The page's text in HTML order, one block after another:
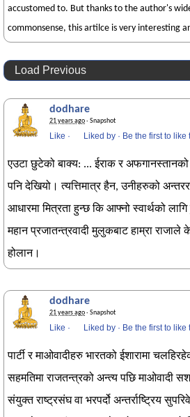
accustomed to. But thanks to the author's
commonsense, this artilce is very interesting
Load Previous
dodhare
21 years ago· Snapshot
Like · Liked by · Be the first to like
एउटा छुटेको बाक्य: ... ईराक र अफगानस्तानको
पनि देखियो। त्यत्तिमात्र हैन, उनीहरुको
आधारमा मित्रता हुन्छ कि आफ्नो स्वार्थको
महान प्रजातन्त्रवादी मुलुकबाट हाम्रा
होलान।
dodhare
21 years ago· Snapshot
Like · Liked by · Be the first to like
पार्टी र माओवादीहरु भारतको ईशारामा
सहमतिमा राजतन्त्रको अन्त्य पछि माओवादी
संयुक्त राष्ट्रसंघ वा भरपर्दो अन्तर्राष्ट्रिय